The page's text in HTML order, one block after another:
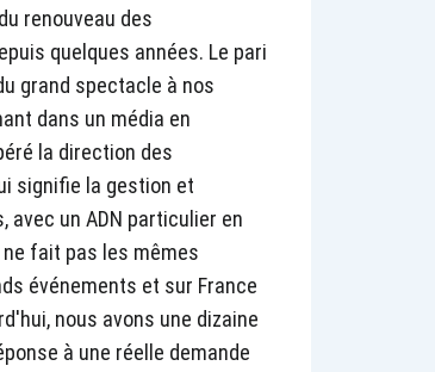
renouveau des
quelques années. Le pari
grand spectacle à nos
dans un média en
la direction des
signifie la gestion et
un ADN particulier en
fait pas les mêmes
événements et sur France
nous avons une dizaine
à une réelle demande